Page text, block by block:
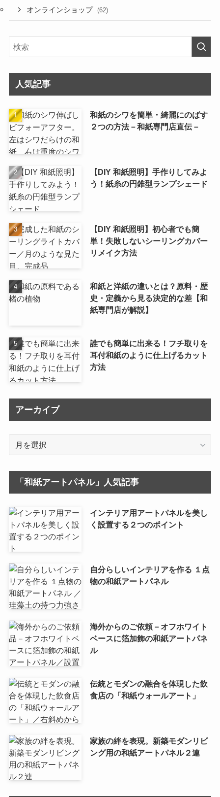
オンラインショップ (62)
人気記事
和紙のシワを簡単・綺麗にのばす
２つの方法－和紙専門店直伝－
【DIY 和紙照明】手作りしてみよ
う！紙糸の円錐型ランプシェード
【DIY 和紙照明】初心者でも簡
単！失敗しないシーリングカバー
リメイク方法
和紙と洋紙の違いとは？原料・歴
史・定義から見る決定的な差【和
紙専門店が解説】
誰でも簡単に出来る！フチ取りを
耳付和紙のように仕上げるカット
方法
アーカイブ
「和紙アートパネル」人気記事
インテリア用アートパネルを美し
く設置する２つのポイント
自分らしいインテリアを作る １点
物の和紙アートパネル
海外からのご依頼－オフホワイト
ベースに箔加飾の和紙アートパネ
ル
伝統とモダンの融合を体現した飲
食店の「和紙ウォールアート」
家族の絆を表現。新築モダンリビ
ング用の和紙アートパネル２連